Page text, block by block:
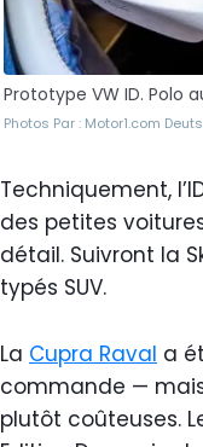
Prototype VW ID. Polo
Photos Par : Motor1.com
Techniquement,
des petites
détail. Suivront la
typés SUV.
La Cupra Raval a
commande —
plutôt coûteuses.